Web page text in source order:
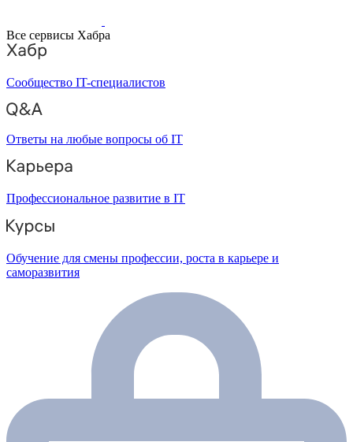
Все сервисы Хабра
Сообщество IT-специалистов
Ответы на любые вопросы об IT
Профессиональное развитие в IT
Обучение для смены профессии, роста в карьере и
саморазвития